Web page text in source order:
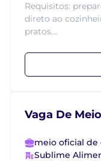
Requisitos:
direto ao
pratos....
Vaga De
meio oficial de
Sublime